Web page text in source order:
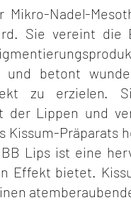
Nadel-
Sie vereint die
betont
zu erzielen.
der Lippen und
Kissum-Präparats
Lips ist eine
Effekt bietet.